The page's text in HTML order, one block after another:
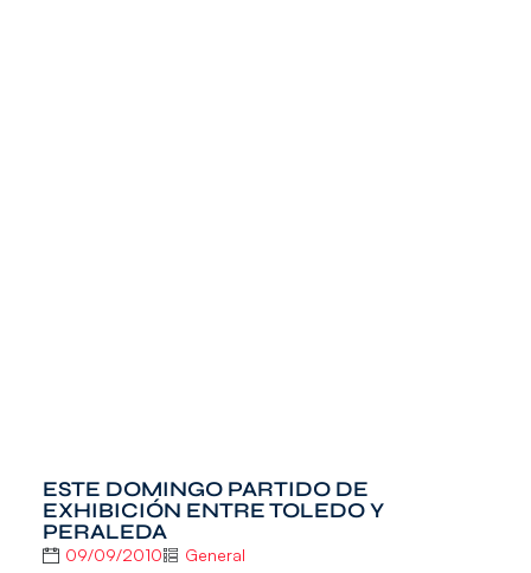
ESTE DOMINGO PARTIDO DE
EXHIBICIÓN ENTRE TOLEDO Y
PERALEDA
09/09/2010 General